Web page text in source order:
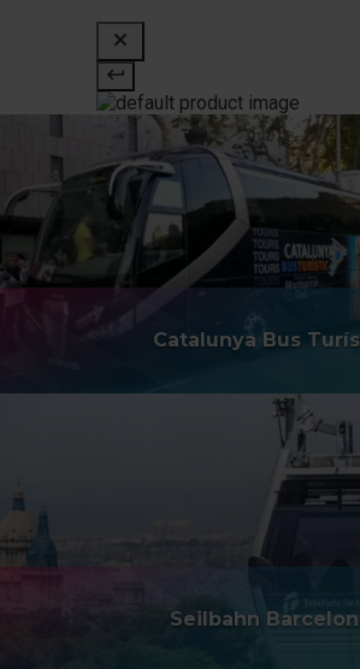
Catalunya Bus
Seilbahn